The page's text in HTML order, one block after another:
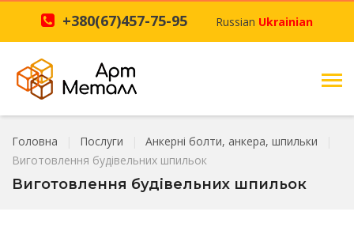
+380(67)457-75-95 Russian Ukrainian
Головна Послуги
Анкерні болти, анкера, шпильки
Виготовлення будівельних шпильок
Виготовлення будівельних шпильок